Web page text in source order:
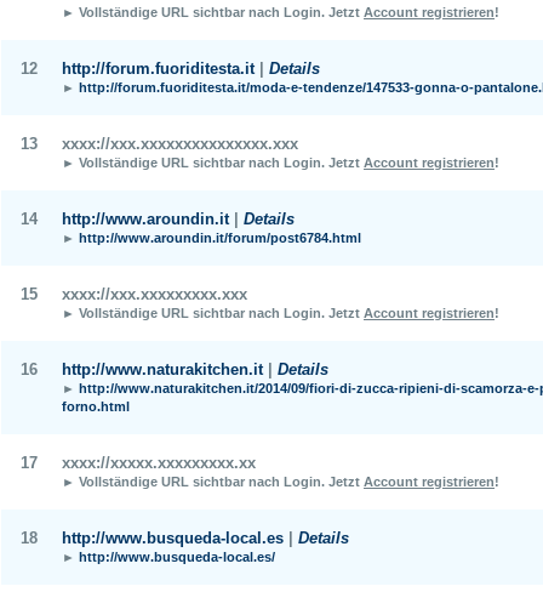
► Vollständige URL sichtbar nach Login. Jetzt Account registrieren!
12 http://forum.fuoriditesta.it Details
► http://forum.fuoriditesta.it/moda-e-tendenze/147533-gonna-o-
13 xxxx://xxx.xxxxxxxxxxxxxxx.xxx
► Vollständige URL sichtbar nach Login. Jetzt Account registrieren!
14 http://www.aroundin.it Details
► http://www.aroundin.it/forum/post6784.html
15 xxxx://xxx.xxxxxxxxx.xxx
► Vollständige URL sichtbar nach Login. Jetzt Account registrieren!
16 http://www.naturakitchen.it Details
► http://www.naturakitchen.it/2014/09/fiori-di-zucca-ripieni-di-scamorza-
forno.html
17 xxxx://xxxxx.xxxxxxxxx.xx
► Vollständige URL sichtbar nach Login. Jetzt Account registrieren!
18 http://www.busqueda-local.es Details
► http://www.busqueda-local.es/